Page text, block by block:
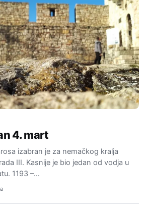
4. mart
izabran je za nemačkog kralja
III. Kasnije je bio jedan od vodja u
1193 –…